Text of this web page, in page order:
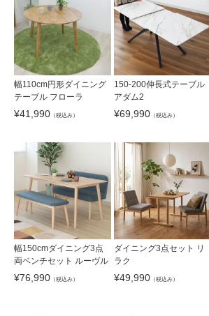
幅110cm円形ダイニング
テーブル フローラ
¥41,990 （税込み）
150-200伸長式テーブル
アダム2
¥69,990 （税込み）
幅150cmダイニング3点
両ベンチセット ルーヴル
¥76,990 （税込み）
ダイニング3点セット リ
ラク
¥49,990 （税込み）